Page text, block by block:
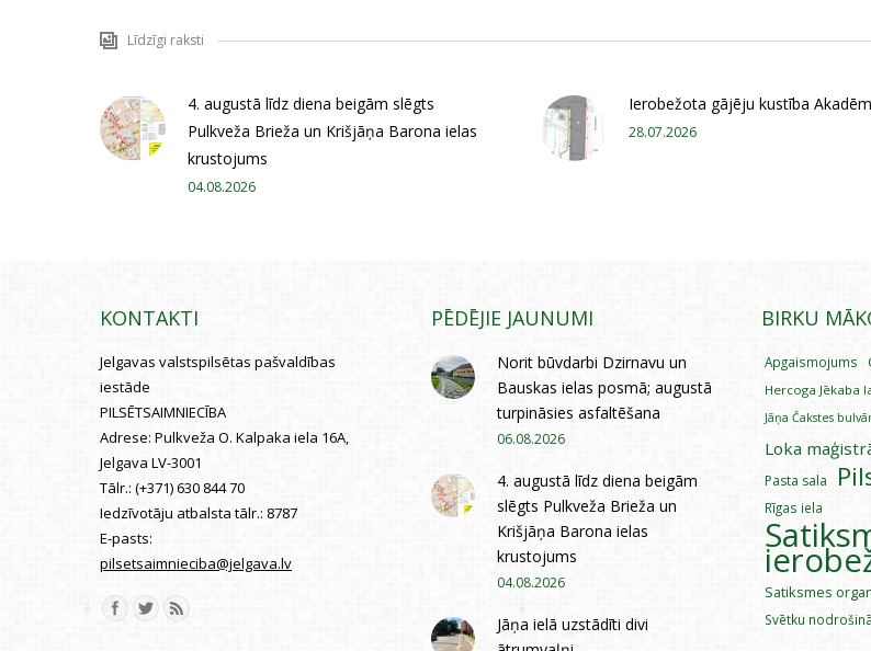
Līdzīgi raksti
4. augustā līdz diena beigām slēgts
Pulkveža Brieža un Krišjāņa Barona ielas
krustojums
04.08.2026
Ierobežota gājēju kustība
28.07.2026
KONTAKTI
Jelgavas valstspilsētas pašvaldības
iestāde
PILSĒTSAIMNIECĪBA
Adrese: Pulkveža O. Kalpaka iela 16A,
Jelgava LV-3001
Tālr.: (+371) 630 844 70
Iedzīvotāju atbalsta tālr.: 8787
E-pasts:
pilsetsaimnieciba@jelgava.lv
Find us on:
PĒDĒJIE JAUNUMI
Norit būvdarbi Dzirnavu un
Bauskas ielas posmā; augustā
turpināsies asfaltēšana
06.08.2026
4. augustā līdz diena beigām
slēgts Pulkveža Brieža un
Krišjāņa Barona ielas
krustojums
04.08.2026
Jāņa ielā uzstādīti divi
BIRKU
Apgaismojums
Hercoga Jēkaba
Jāņa Čakstes
Loka
Pasta sala
Rīgas iela
Satiksmes
Svētku